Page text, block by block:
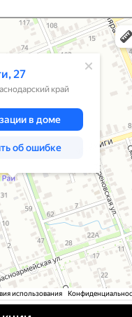
персональных данных